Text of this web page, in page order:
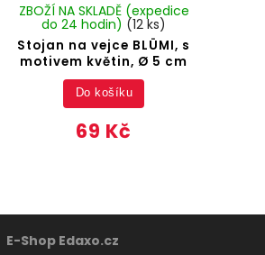
Stojan na vejce BLÜMI, s
motivem květin, Ø 5 cm
ZBOŽÍ NA SKLADĚ (expedice
do 24 hodin) (12 ks)
69 Kč
Do košíku
E-Shop Edaxo.cz